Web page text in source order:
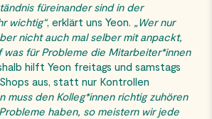
füreinander sind in der
wichtig“, erklärt uns Yeon. „Wer nur
nicht auch mal selber mit anpackt,
was für Probleme die Mitarbeiter*innen
hilft Yeon freitags und samstags
aus, statt nur Kontrollen
muss den Kolleg*innen richtig zuhören
haben, so meistern wir jede